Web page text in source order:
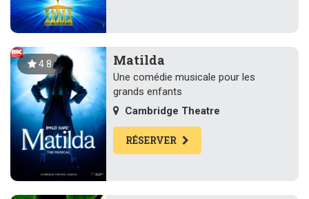
4.8 Matilda
Une comédie musicale pour les
grands enfants
Cambridge Theatre
RÉSERVER